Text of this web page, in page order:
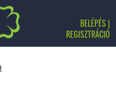
BELÉPÉS |
REGISZTRÁCIÓ